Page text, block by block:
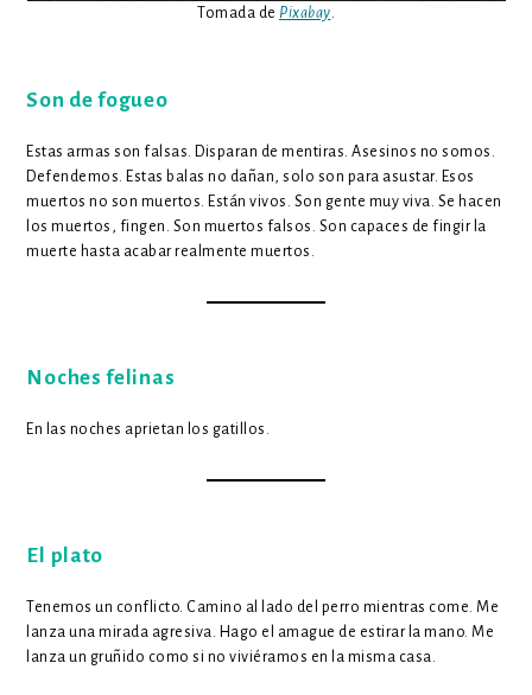
Tomada de Pixabay.
Son de fogueo
Estas armas son falsas. Disparan de mentiras. Asesinos no somos.
Defendemos. Estas balas no dañan, solo son para asustar. Esos
muertos no son muertos. Están vivos. Son gente muy viva. Se hacen
los muertos, fingen. Son muertos falsos. Son capaces de fingir la
muerte hasta acabar realmente muertos.
Noches felinas
En las noches aprietan los gatillos.
El plato
Tenemos un conflicto. Camino al lado del perro mientras come. Me
lanza una mirada agresiva. Hago el amague de estirar la mano. Me
lanza un gruñido como si no viviéramos en la misma casa.